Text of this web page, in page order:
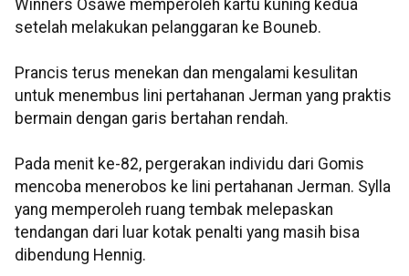
Winners Osawe memperoleh kartu kuning kedua
setelah melakukan pelanggaran ke Bouneb.
Prancis terus menekan dan mengalami kesulitan
untuk menembus lini pertahanan Jerman yang praktis
bermain dengan garis bertahan rendah.
Pada menit ke-82, pergerakan individu dari Gomis
mencoba menerobos ke lini pertahanan Jerman. Sylla
yang memperoleh ruang tembak melepaskan
tendangan dari luar kotak penalti yang masih bisa
dibendung Hennig.